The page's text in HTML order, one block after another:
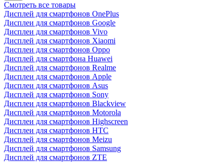
Смотреть все товары
Дисплей для смартфонов OnePlus
Дисплеи для смартфонов Google
Дисплеи для смартфонов Vivo
Дисплей для смартфонов Xiaomi
Дисплеи для смартфонов Oppo
Дисплей для смартфона Huawei
Дисплей для смартфонов Realme
Дисплеи для смартфонов Apple
Дисплеи для смартфонов Asus
Дисплей для смартфонов Sony
Дисплеи для смартфонов Blackview
Дисплей для смартфонов Motorola
Дисплеи для смартфонов Highscreen
Дисплеи для смартфонов HTC
Дисплей для смартфонов Meizu
Дисплей для смартфонов Samsung
Дисплей для смартфонов ZTE